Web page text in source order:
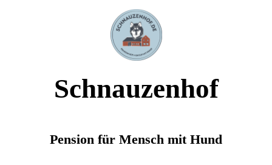
Schnauzenhof
Pension für Mensch mit Hund